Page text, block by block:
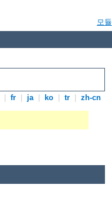
모듈
fr ja ko tr zh-cn